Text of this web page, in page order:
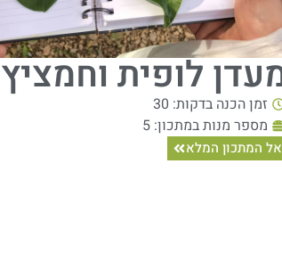
לופית וחמציץ
זמן הכנה בדקות: 30
מספר מנות במתכון: 5
אל המתכון המלא